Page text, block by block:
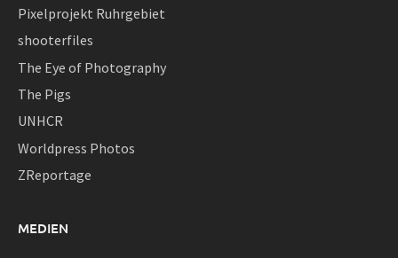
Pixelprojekt Ruhrgebiet
shooterfiles
The Eye of Photography
The Pigs
UNHCR
Worldpress Photos
ZReportage
MEDIEN